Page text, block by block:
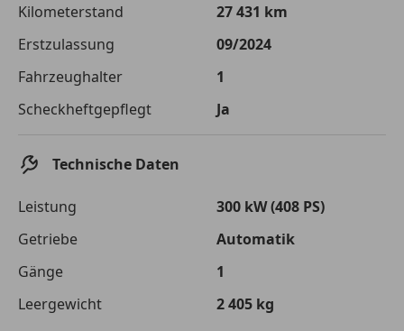
Monatliche Rate € 880,51
Die tatsächlichen Konditionen sind abhängig von Ihrer Bonität sowie
von der von Ihnen gewählten Bank. Rückzahlungszeitraum 1-10
Jahre. Zinsspanne Sollzinssatz: 2,90% - 14,90%.
Kilometerstand
27 431 km
Erstzulassung
09/2024
Fahrzeughalter
1
Scheckheftgepflegt
Ja
Technische Daten
Leistung
300 kW (408 PS)
Getriebe
Automatik
Gänge
1
Leergewicht
2 405 kg